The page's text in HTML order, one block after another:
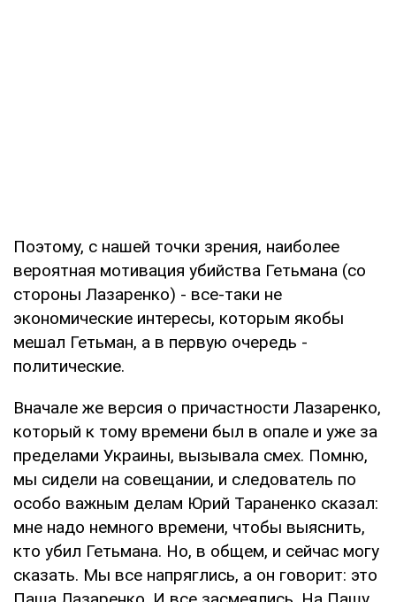
Поэтому, с нашей точки зрения, наиболее
вероятная мотивация убийства Гетьмана (со
стороны Лазаренко) - все-таки не
экономические интересы, которым якобы
мешал Гетьман, а в первую очередь -
политические.
Вначале же версия о причастности Лазаренко,
который к тому времени был в опале и уже за
пределами Украины, вызывала смех. Помню,
мы сидели на совещании, и следователь по
особо важным делам Юрий Тараненко сказал:
мне надо немного времени, чтобы выяснить,
кто убил Гетьмана. Но, в общем, и сейчас могу
сказать. Мы все напряглись, а он говорит: это